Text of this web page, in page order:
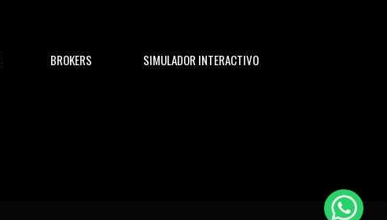
BROKERS
SIMULADOR INTERACTIVO